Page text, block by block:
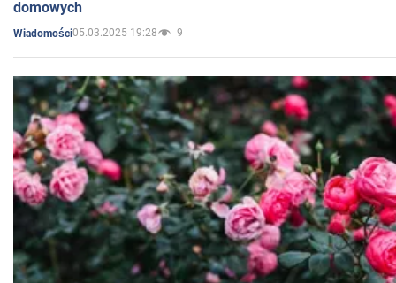
domowych
Wiadomości05.03.2025 19:28 9